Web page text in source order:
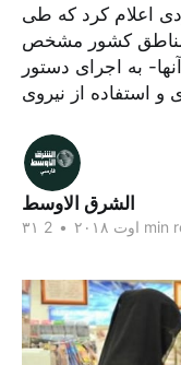
اعلام کرد که طی
مناطق کشور مشخص
خرید- ۸۷ درصد آنها- به اجرای دستور
الشرق الاوسط
۳۱ اوت ۲۰۱۸ • 2 min